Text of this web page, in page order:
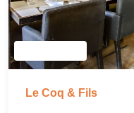
Le Coq & Fils